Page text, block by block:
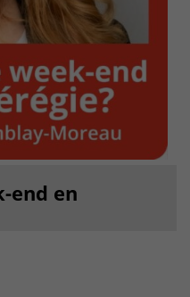
end en